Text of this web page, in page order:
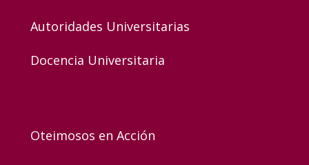
Autoridades Universitarias
Docencia Universitaria
Oteimosos en Acción